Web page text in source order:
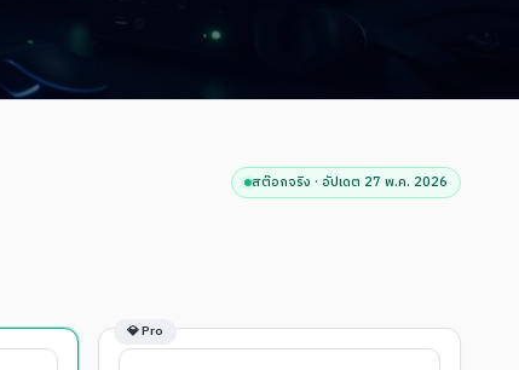
สต๊อกจริง · อัปเดต 27 พ.ค. 2026
💎 Pro